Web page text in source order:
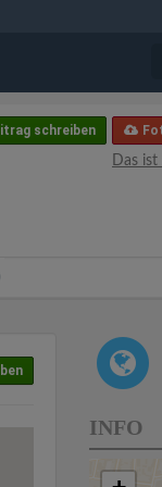
schreiben
Das
INFO